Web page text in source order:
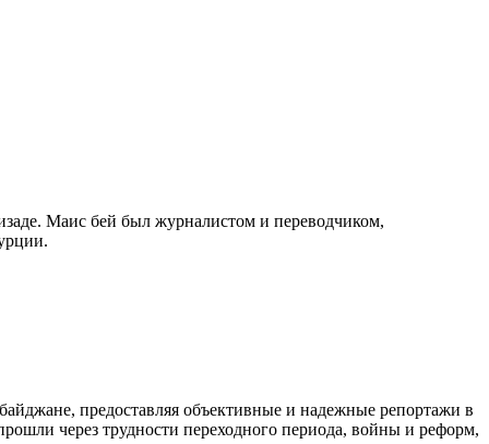
Маис бей был журналистом и переводчиком,
предоставляя объективные и надежные репортажи в
через трудности переходного периода, войны и реформ,